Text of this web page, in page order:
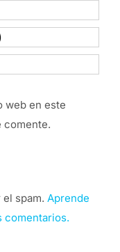
web en este
comente.
spam. Aprende
comentarios.